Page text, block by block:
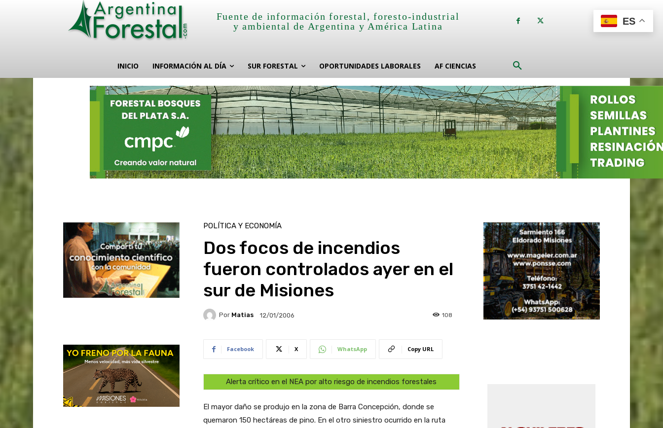
Fuente de información forestal, foresto-industrial
y ambiental de Argentina y América Latina
INICIO INFORMACIÓN AL DÍA SUR FORESTAL OPORTUNIDADES LABORALES AF CIENCIAS
POLÍTICA Y ECONOMÍA
Dos focos de incendios
fueron controlados ayer en el
sur de Misiones
Por Matias 12/01/2006 108
Facebook X WhatsApp Copy URL
Alerta crítico en el NEA por alto riesgo de incendios forestales
El mayor daño se produjo en la zona de Barra Concepción, donde se
quemaron 150 hectáreas de pino. En el otro siniestro ocurrido en la ruta
ES